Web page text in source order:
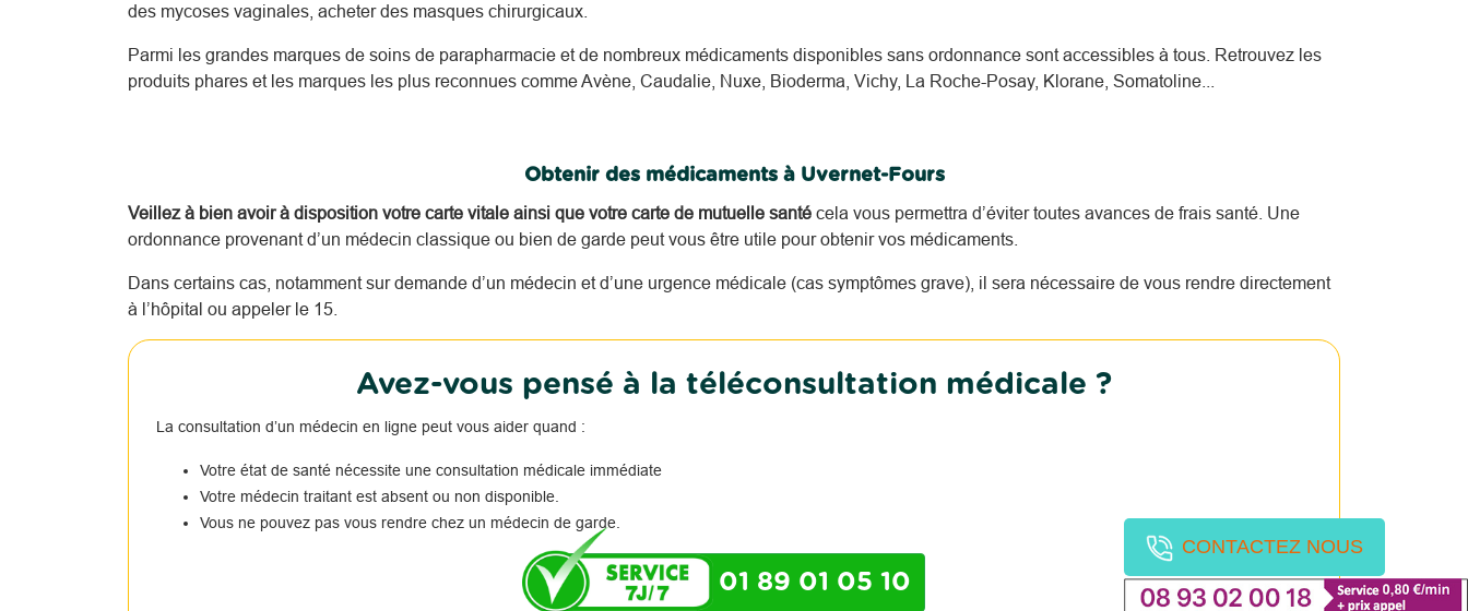
CONTACTEZ NOUS
des mycoses vaginales, acheter des masques chirurgicaux.
Parmi les grandes marques de soins de parapharmacie et de nombreux médicaments disponibles sans ordonnance sont accessibles à tous. Retrouvez les
produits phares et les marques les plus reconnues comme Avène, Caudalie, Nuxe, Bioderma, Vichy, La Roche-Posay, Klorane, Somatoline...
Obtenir des médicaments à Uvernet-Fours
Veillez à bien avoir à disposition votre carte vitale ainsi que votre carte de mutuelle santé cela vous permettra d’éviter toutes avances de frais santé. Une
ordonnance provenant d’un médecin classique ou bien de garde peut vous être utile pour obtenir vos médicaments.
Dans certains cas, notamment sur demande d’un médecin et d’une urgence médicale (cas symptômes grave), il sera nécessaire de vous rendre directement
à l’hôpital ou appeler le 15.
Avez-vous pensé à la téléconsultation médicale ?
La consultation d’un médecin en ligne peut vous aider quand :
Votre état de santé nécessite une consultation médicale immédiate
Votre médecin traitant est absent ou non disponible.
Vous ne pouvez pas vous rendre chez un médecin de garde.
01 89 01 05 10